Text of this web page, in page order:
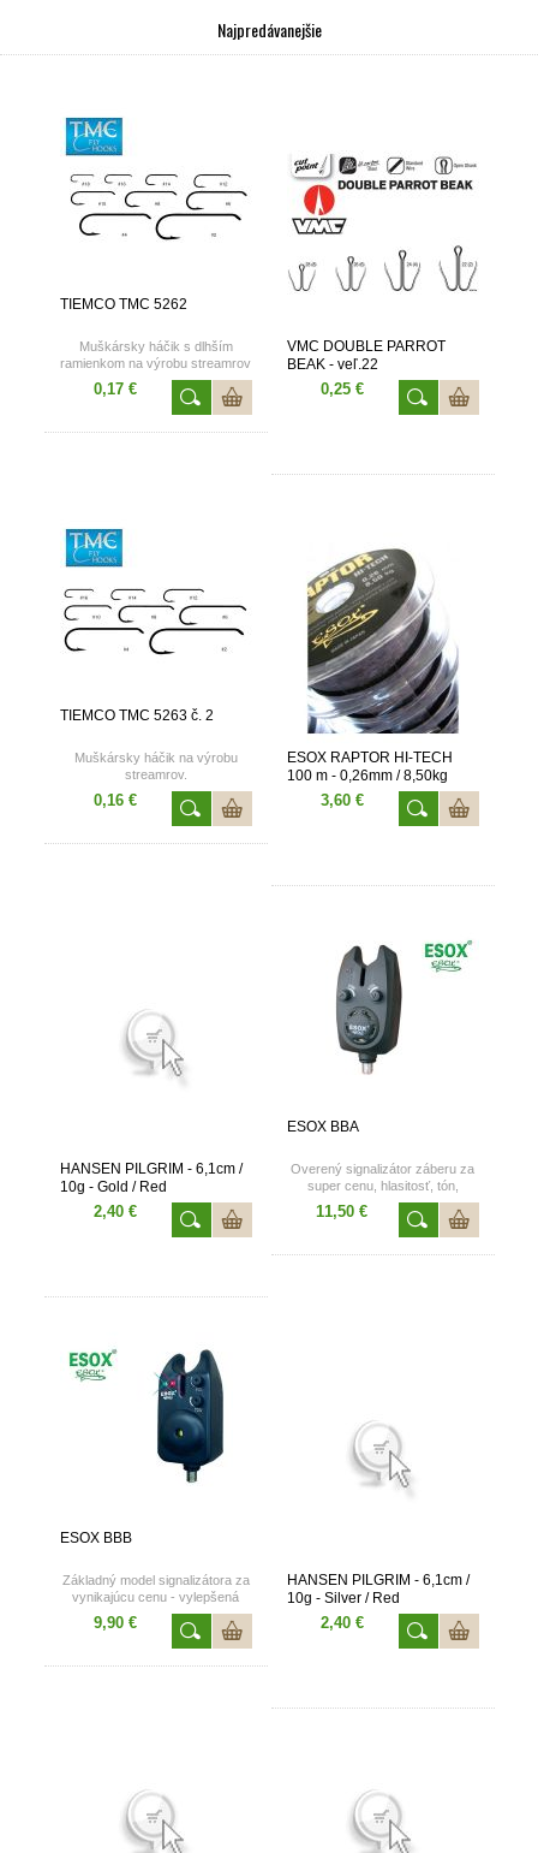
Najpredávanejšie
TIEMCO TMC 5262
Muškársky háčik s dlhším
ramienkom na výrobu streamrov
a nýmf.
0,17 €
VMC DOUBLE PARROT
BEAK - veľ.22
0,25 €
TIEMCO TMC 5263 č. 2
Muškársky háčik na výrobu
streamrov.
0,16 €
ESOX RAPTOR HI-TECH
100 m - 0,26mm / 8,50kg
3,60 €
HANSEN PILGRIM - 6,1cm /
10g - Gold / Red
2,40 €
ESOX BBA
Overený signalizátor záberu za
super cenu, hlasitosť, tón,
prípojka na svietiaci swinger, 9V
batéria.
11,50 €
ESOX BBB
Základný model signalizátora za
vynikajúcu cenu - vylepšená
odolnosť voči vlhkosti.
9,90 €
HANSEN PILGRIM - 6,1cm /
10g - Silver / Red
2,40 €